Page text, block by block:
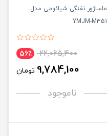
ماساژور تفنگی شیائومی مدل
YMJM-M351
22,065,400 56٪
9,784,100 تومان
ناموجود